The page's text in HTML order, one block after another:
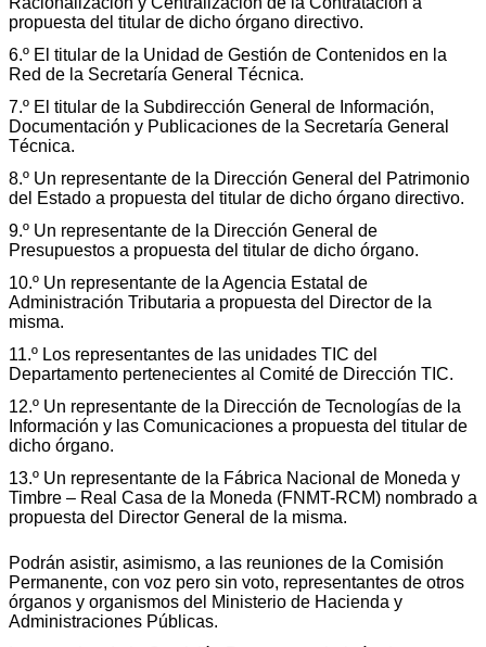
propuesta del titular de dicho órgano directivo.
6.º El titular de la Unidad de Gestión de Contenidos en la
Red de la Secretaría General Técnica.
7.º El titular de la Subdirección General de Información,
Documentación y Publicaciones de la Secretaría General
Técnica.
8.º Un representante de la Dirección General del Patrimonio
del Estado a propuesta del titular de dicho órgano directivo.
9.º Un representante de la Dirección General de
Presupuestos a propuesta del titular de dicho órgano.
10.º Un representante de la Agencia Estatal de
Administración Tributaria a propuesta del Director de la
misma.
11.º Los representantes de las unidades TIC del
Departamento pertenecientes al Comité de Dirección TIC.
12.º Un representante de la Dirección de Tecnologías de la
Información y las Comunicaciones a propuesta del titular de
dicho órgano.
13.º Un representante de la Fábrica Nacional de Moneda y
Timbre – Real Casa de la Moneda (FNMT-RCM) nombrado a
propuesta del Director General de la misma.
Podrán asistir, asimismo, a las reuniones de la Comisión
Permanente, con voz pero sin voto, representantes de otros
órganos y organismos del Ministerio de Hacienda y
Administraciones Públicas.